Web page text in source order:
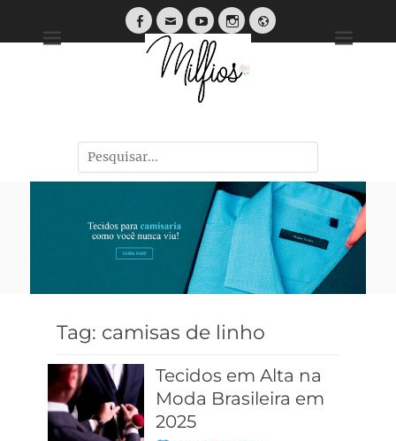
Tendências, Dicas e Guias de Tecidos
Tag: camisas de linho
Tecidos em Alta na
Moda Brasileira em
2025